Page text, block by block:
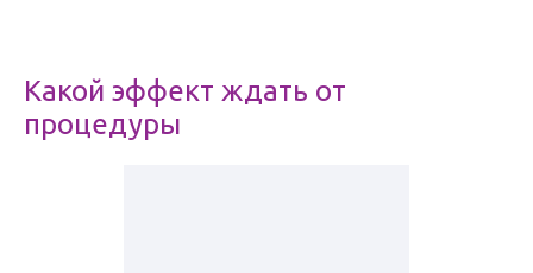
Какой эффект ждать от
процедуры